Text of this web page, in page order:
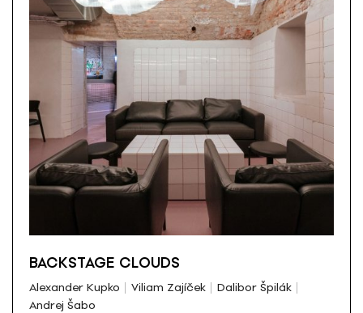
BACKSTAGE CLOUDS
Alexander Kupko Viliam Zajíček
Dalibor Špilák
Andrej Šabo